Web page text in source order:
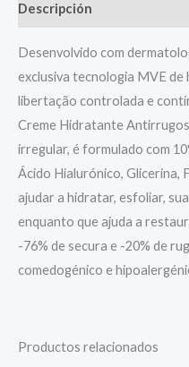
Descripción
Desenvolvido com
exclusiva tecnologia MVE de
libertação controlada e
Creme Hidratante
irregular, é formulado com
Ácido Hialurónico, Glicerina,
ajudar a hidratar, esfoliar,
enquanto que ajuda a
-76% de secura e -20% de
comedogénico e
Productos relacionados